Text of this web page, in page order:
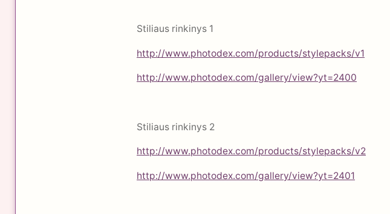
Stiliaus rinkinys 1
http://www.photodex.com/products/stylepacks/v1
http://www.photodex.com/gallery/view?yt=2400
Stiliaus rinkinys 2
http://www.photodex.com/products/stylepacks/v2
http://www.photodex.com/gallery/view?yt=2401